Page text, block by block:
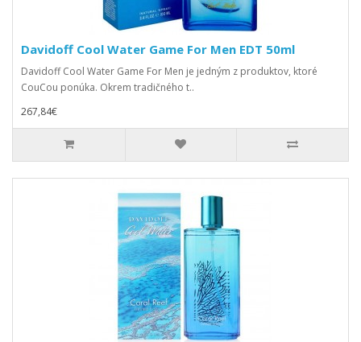
Davidoff Cool Water Game For Men EDT 50ml
Davidoff Cool Water Game For Men je jedným z produktov, ktoré
CouCou ponúka. Okrem tradičného t..
267,84€